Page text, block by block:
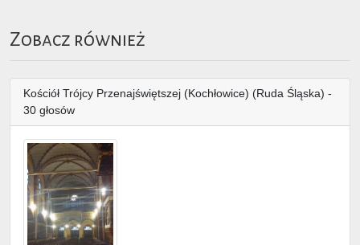
Zobacz również
Kościół Trójcy Przenajświętszej (Kochłowice) (Ruda Śląska) -
30 głosów